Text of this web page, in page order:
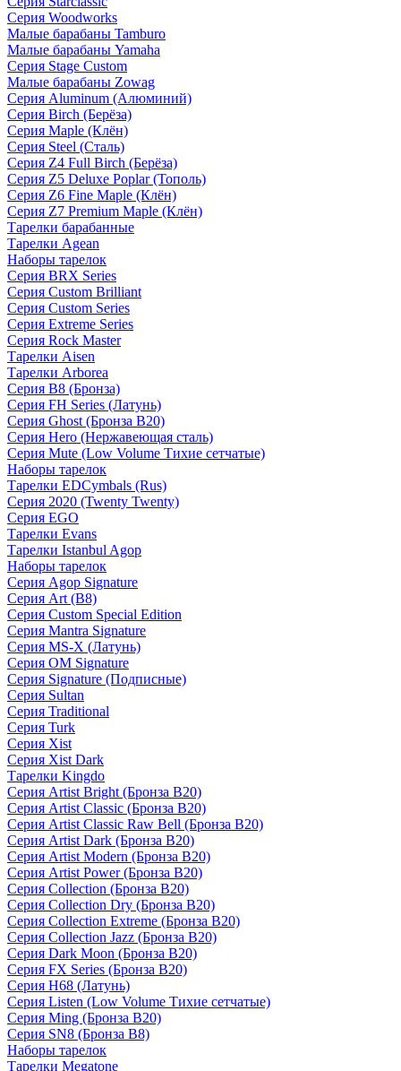
Серия Woodworks
Малые барабаны Tamburo
Малые барабаны Yamaha
Серия Stage Custom
Малые барабаны Zowag
Серия Aluminum (Алюминий)
Серия Birch (Берёза)
Серия Maple (Клён)
Серия Steel (Сталь)
Серия Z4 Full Birch (Берёза)
Серия Z5 Deluxe Poplar (Тополь)
Серия Z6 Fine Maple (Клён)
Серия Z7 Premium Maple (Клён)
Тарелки барабанные
Тарелки Agean
Наборы тарелок
Серия BRX Series
Серия Custom Brilliant
Серия Custom Series
Серия Extreme Series
Серия Rock Master
Тарелки Aisen
Тарелки Arborea
Серия B8 (Бронза)
Серия FH Series (Латунь)
Серия Ghost (Бронза B20)
Серия Hero (Нержавеющая сталь)
Серия Mute (Low Volume Тихие сетчатые)
Наборы тарелок
Тарелки EDCymbals (Rus)
Серия 2020 (Twenty Twenty)
Серия EGO
Тарелки Evans
Тарелки Istanbul Agop
Наборы тарелок
Серия Agop Signature
Серия Art (B8)
Серия Custom Special Edition
Серия Mantra Signature
Серия MS-X (Латунь)
Серия OM Signature
Серия Signature (Подписные)
Серия Sultan
Серия Traditional
Серия Turk
Серия Xist
Серия Xist Dark
Тарелки Kingdo
Серия Artist Bright (Бронза B20)
Серия Artist Classic (Бронза B20)
Серия Artist Classic Raw Bell (Бронза B20)
Серия Artist Dark (Бронза B20)
Серия Artist Modern (Бронза B20)
Серия Artist Power (Бронза B20)
Серия Collection (Бронза B20)
Серия Collection Dry (Бронза B20)
Серия Collection Extreme (Бронза B20)
Серия Collection Jazz (Бронза B20)
Серия Dark Moon (Бронза B20)
Серия FX Series (Бронза B20)
Серия H68 (Латунь)
Серия Listen (Low Volume Тихие сетчатые)
Серия Ming (Бронза B20)
Серия SN8 (Бронза B8)
Наборы тарелок
Тарелки Megatone